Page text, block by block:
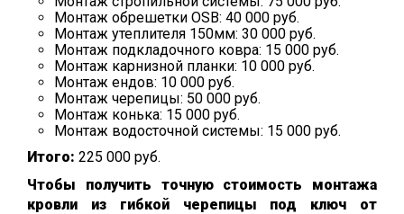
Монтаж обрешетки ОSB: 40 000 руб.
Монтаж утеплителя 150мм: 30 000 руб.
Монтаж подкладочного ковра: 15 000 руб.
Монтаж карнизной планки: 10 000 руб.
Монтаж ендов: 10 000 руб.
Монтаж черепицы: 50 000 руб.
Монтаж конька: 15 000 руб.
Монтаж водосточной системы: 15 000 руб.
Итого: 225 000 руб.
Чтобы получить точную стоимость монтажа
кровли из гибкой черепицы под ключ от